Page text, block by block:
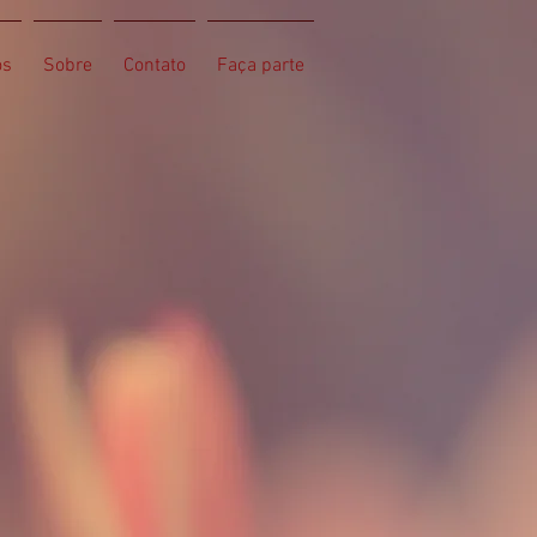
Sobre Contato Faça parte